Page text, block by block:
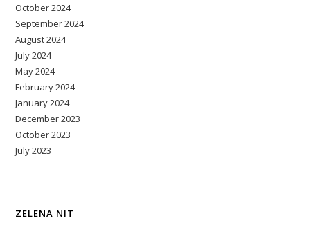
October 2024
September 2024
August 2024
July 2024
May 2024
February 2024
January 2024
December 2023
October 2023
July 2023
ZELENA NIT